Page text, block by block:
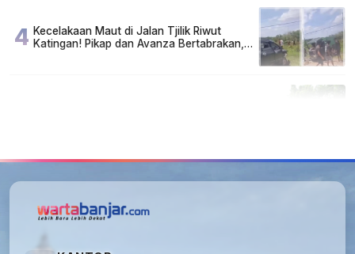
4 Kecelakaan Maut di Jalan Tjilik Riwut
Katingan! Pikap dan Avanza Bertabrakan,